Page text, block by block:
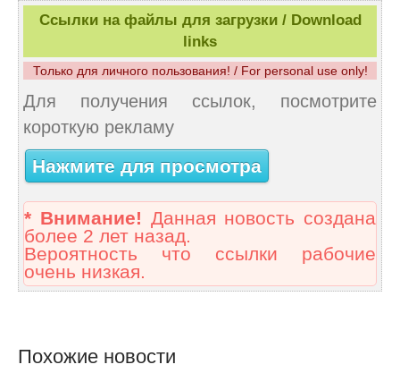
Ссылки на файлы для загрузки / Download
links
Только для личного пользования! / For personal use only!
Для получения ссылок, посмотрите
короткую рекламу
Нажмите для просмотра
* Внимание! Данная новость создана
более 2 лет назад.
Вероятность что ссылки рабочие
очень низкая.
Похожие новости